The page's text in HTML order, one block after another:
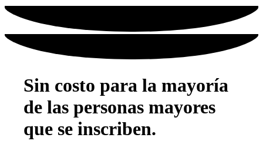
Sin costo para la mayoría
de las personas mayores
que se inscriben.